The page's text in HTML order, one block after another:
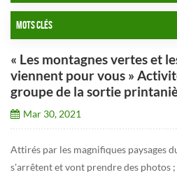
MOTS CLÉS
« Les montagnes vertes et
viennent pour vous »
groupe de la sortie
Mar 30, 2021
Attirés par les magnifiques paysages
s'arrêtent et vont prendre des photos